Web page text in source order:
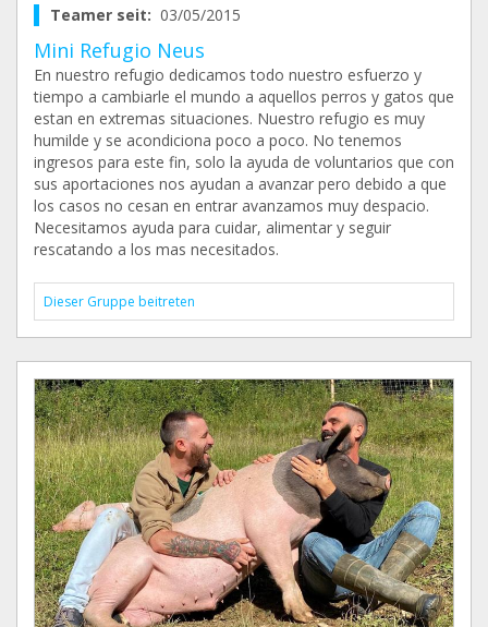
Teamer seit: 03/05/2015
Mini Refugio Neus
En nuestro refugio dedicamos todo nuestro esfuerzo y
tiempo a cambiarle el mundo a aquellos perros y gatos que
estan en extremas situaciones. Nuestro refugio es muy
humilde y se acondiciona poco a poco. No tenemos
ingresos para este fin, solo la ayuda de voluntarios que con
sus aportaciones nos ayudan a avanzar pero debido a que
los casos no cesan en entrar avanzamos muy despacio.
Necesitamos ayuda para cuidar, alimentar y seguir
rescatando a los mas necesitados.
Dieser Gruppe beitreten